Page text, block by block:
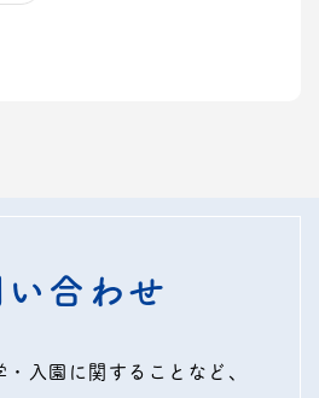
い合わせ
入園に関することなど、